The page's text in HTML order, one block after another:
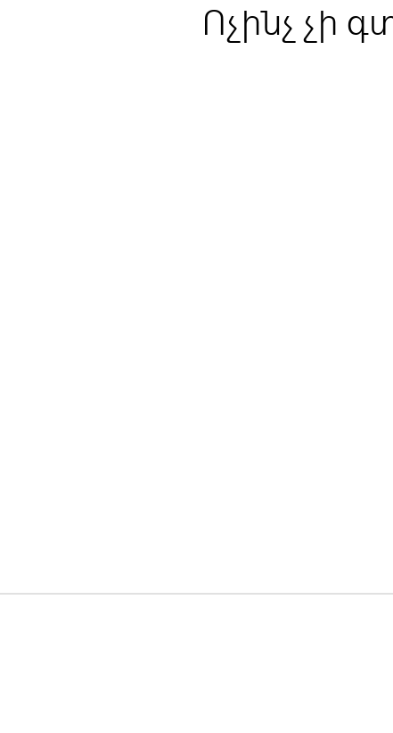
Ոչինչ չի